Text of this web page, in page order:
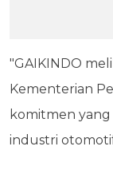
"GAIKINDO
Kementerian
komitmen
industri